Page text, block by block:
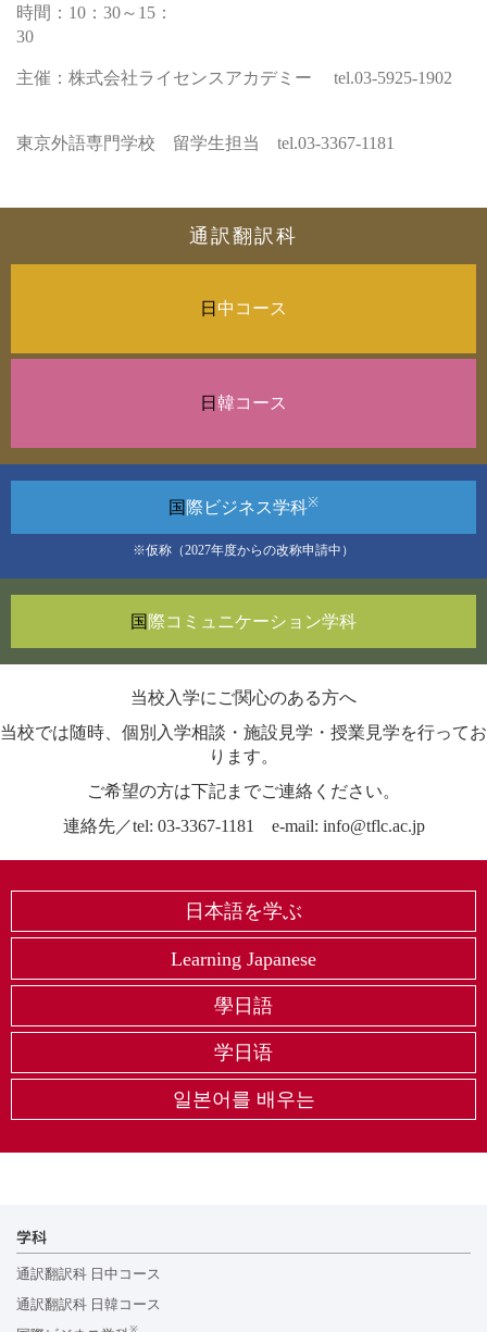
時間：10：30～15：
主催：株式会社ライセンスアカデミー tel.03-5925-1902
東京外語専門学校 留学生担当 tel.03-3367-1181
通訳翻訳科
日 中コース
日 韓コース
国 際ビジネス学科※
※仮称（2027年度からの改称申請中）
国 際コミュニケーション学科
当校入学にご関心のある方へ
当校では随時、個別入学相談・施設見学・授業見学を行ってお
ります。
ご希望の方は下記までご連絡ください。
連絡先／tel: 03-3367-1181 e-mail: info@tflc.ac.jp
日本語を学ぶ
Learning Japanese
學日語
学日语
일본어를 배우는
学科
通訳翻訳科 日中コース
通訳翻訳科 日韓コース